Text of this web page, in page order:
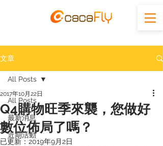
文章
All Posts
最新消息
近期活動
All Posts
Q4購物旺季來襲，您做好
數位佈局了嗎？
2017年10月22日
已更新： 2019年9月2日